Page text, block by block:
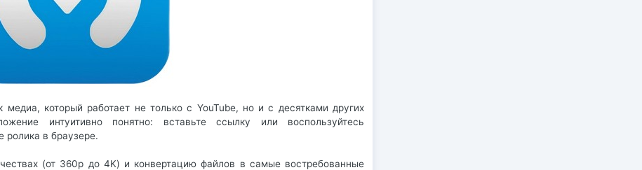
который работает не только с YouTube, но и с десятками других
интуитивно понятно: вставьте ссылку или воспользуйтесь
ролика в браузере.
(от 360p до 4K) и конвертацию файлов в самые востребованные